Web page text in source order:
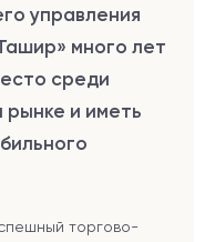
управления
много лет
среди
и иметь
торгово-